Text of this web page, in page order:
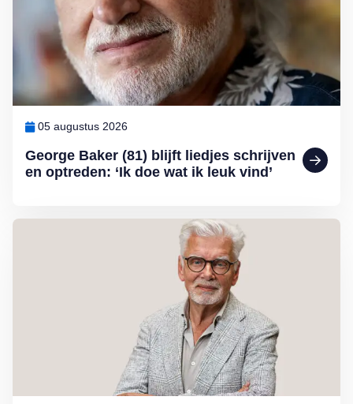
George Baker (81) blijft liedjes schrijven
en optreden: ‘Ik doe wat ik leuk vind’
05 augustus 2026
Lees meer over Column Jan Slagter: Samen staan we sterk